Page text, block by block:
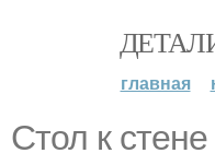
главная
Стол к стене